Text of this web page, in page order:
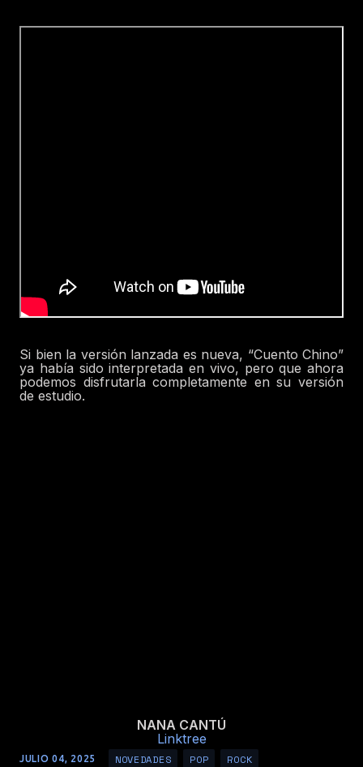
Si bien la versión lanzada es nueva, “Cuento Chino”
ya había sido interpretada en vivo, pero que ahora
podemos disfrutarla completamente en su versión
de estudio.
NANA CANTÚ
Linktree
JULIO 04, 2025 NOVEDADES POP ROCK